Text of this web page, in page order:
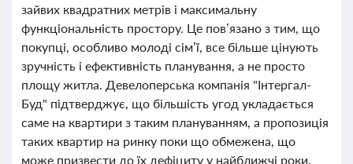
зайвих квадратних метрів і максимальну
функціональність простору. Це пов’язано з тим, що
покупці, особливо молоді сім’ї, все більше цінують
зручність і ефективність планування, а не просто
площу житла. Девелоперська компанія "Інтергал-
Буд" підтверджує, що більшість угод укладається
саме на квартири з таким плануванням, а пропозиція
таких квартир на ринку поки що обмежена, що
може призвести до їх дефіциту у найближчі роки.